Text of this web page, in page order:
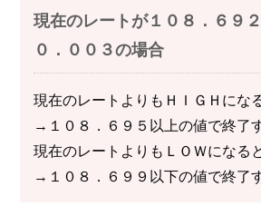
現在のレートが１０８．６９
０．００３の場合
現在のレートよりもＨＩＧＨにな
→１０８．６９５以上の値で終了
現在のレートよりもＬＯＷになる
→１０８．６９９以下の値で終了